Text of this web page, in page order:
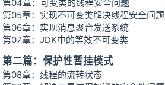
第04章：可变类的线程安全问题
第05章：实现不可变类解决线程安全问题
第06章：实现消息聚合发送系统
第07章：JDK中的等效不可变类
第二篇：保护性暂挂模式
第08章：线程的流转状态